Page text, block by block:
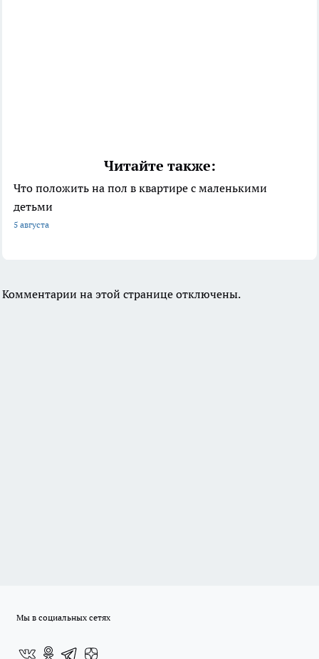
Читайте также:
Что положить на пол в квартире с маленькими
детьми
5 августа
Комментарии на этой странице отключены.
Мы в социальных сетях